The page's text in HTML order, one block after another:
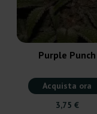
Purple Punch
Acquista ora
3,75 €